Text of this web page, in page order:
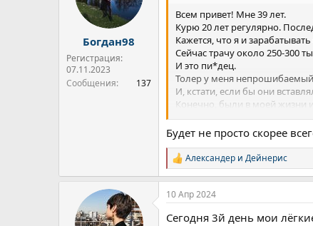
Богдан98
Регистрация:
07.11.2023
Сообщения
137
Всем привет! Мне 39 лет.
Курю 20 лет регулярно.
Кажется, что я и
Сейчас трачу около 250-300
И это пи*дец.
Толер у меня
И, кстати, если бы они
Конечно, были в моей жизни
наркоманская душонка
С виду я успешная, молодая,
клиентами, компаниями.
И последние годы своего
Стыдно ли? Почему-то за
Сегодня второй день, когда я
Я хочу стать здоровым
Будет не просто скорее
Р
е
а
к
и
Александер и Дейнерис
10 Апр 2024
Сегодня 3й день мои